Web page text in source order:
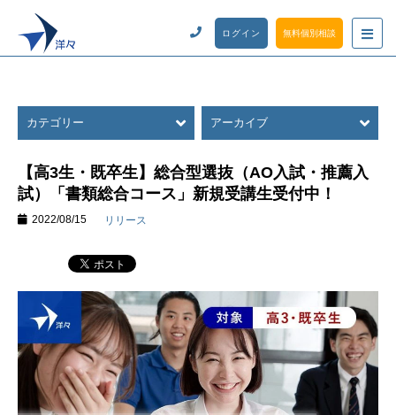
ログイン 無料個別相談
カテゴリー アーカイブ
【高3生・既卒生】総合型選抜（AO入試・推薦入
試）「書類総合コース」新規受講生受付中！
2022/08/15 リリース